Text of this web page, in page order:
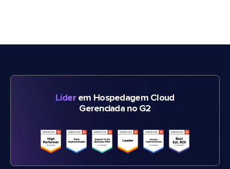
Líderem Hospedagem Cloud
Gerenciada no G2